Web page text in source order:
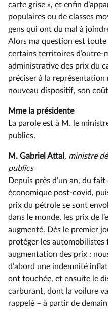
carte grise », et enfin
populaires ou de classes
gens qui ont du mal à
Alors ma question est toute
certains territoires d’outre-
administrative des prix du
préciser à la
nouveau dispositif, son
Mme la présidente
La parole est à M. le
publics.
M. Gabriel Attal , ministre
publics
Depuis près d’un an, du
économique post-covid,
prix du pétrole se sont
dans le monde, les prix de
augmenté. Dès le premier
protéger les automobilistes
augmentation des prix :
d’abord une indemnité
ont touchée, et ensuite le
carburant, dont la voilure
rappelé – à partir de